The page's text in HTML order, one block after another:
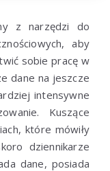
z narzędzi do
aby
sobie pracę w
dane na jeszcze
intensywne
Kuszące
które mówiły
dziennikarze
dane, posiada